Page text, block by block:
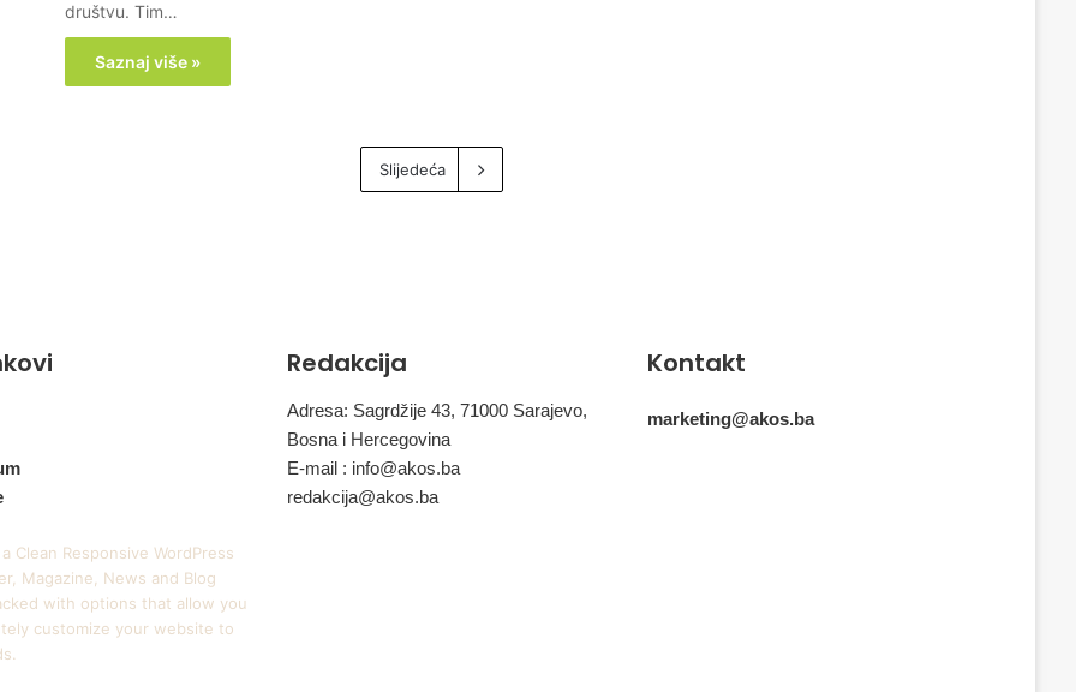
društvu. Tim…
Saznaj više »
Slijedeća
Clean Responsive WordPress
Magazine, News and Blog
with options that allow you
customize your website to
Redakcija
Adresa: Sagrdžije 43, 71000 Sarajevo,
Bosna i Hercegovina
E-mail : info@akos.ba
redakcija@akos.ba
Kontakt
marketing@akos.ba